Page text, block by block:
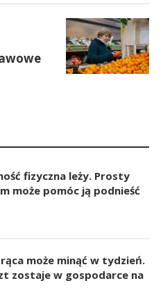
fizyczna leży. Prosty
może pomóc ją podnieść
może minąć w tydzień.
zostaje w gospodarce na